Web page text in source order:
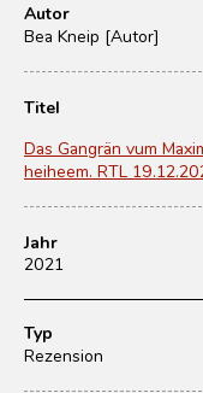
Autor
Bea Kneip [Autor]
Titel
Das Gangrän vum
heiheem. RTL
Jahr
2021
Typ
Rezension